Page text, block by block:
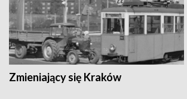
Zmieniający się Kraków